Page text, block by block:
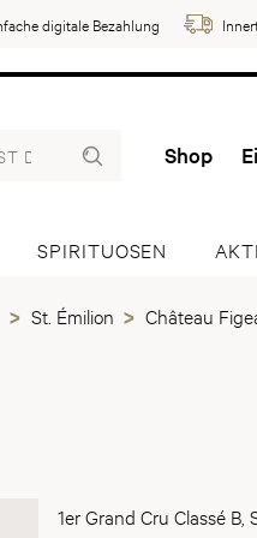
digitale Bezahlung
Shop
SPIRITUOSEN
St. Émilion Château
1er Grand Cru Classé B,